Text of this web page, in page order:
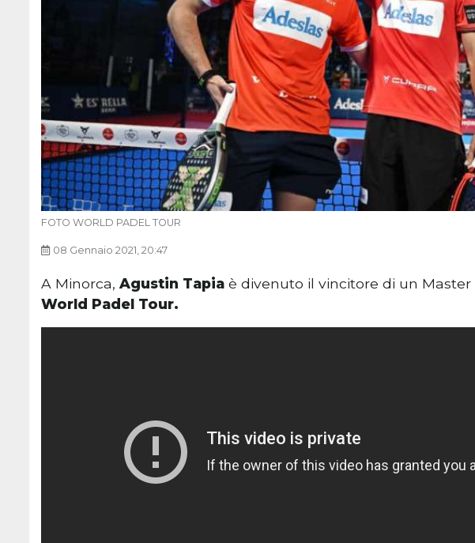
FOTO WORLD PADEL TOUR
08 Gennaio 2021, 20:47
A Minorca, Agustin Tapia è divenuto il vincitore di un Master
World Padel Tour.